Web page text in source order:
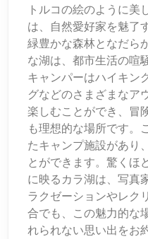
トルコの絵のように美
は、自然愛好家を魅了
緑豊かな森林となだら
な湖は、都市生活の喧
キャンパーはハイキン
グなどのさまざまなア
楽しむことができ、冒
も理想的な場所です。
たキャンプ施設があり
とができます。驚くほ
に映るカラ湖は、写真
ラクゼーションやレク
合でも、この魅力的な
れられない思い出をお